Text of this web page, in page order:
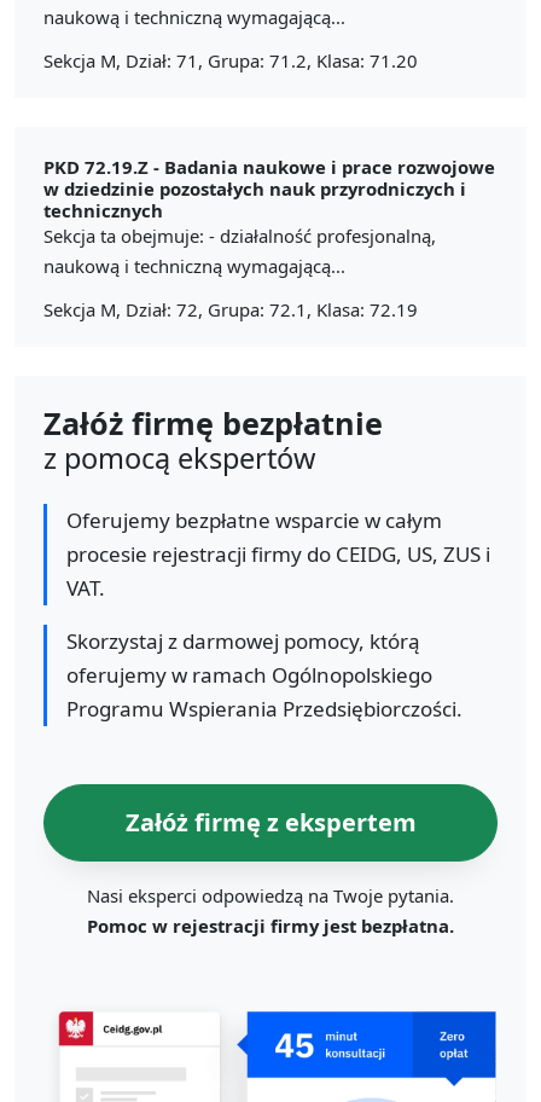
naukową i techniczną wymagającą...
Sekcja M, Dział: 71, Grupa: 71.2, Klasa: 71.20
PKD 72.19.Z - Badania naukowe i prace rozwojowe
w dziedzinie pozostałych nauk przyrodniczych i
technicznych
Sekcja ta obejmuje: - działalność profesjonalną,
naukową i techniczną wymagającą...
Sekcja M, Dział: 72, Grupa: 72.1, Klasa: 72.19
Załóż firmę bezpłatnie
z pomocą ekspertów
Oferujemy bezpłatne wsparcie w całym
procesie rejestracji firmy do CEIDG, US, ZUS i
VAT.
Skorzystaj z darmowej pomocy, którą
oferujemy w ramach Ogólnopolskiego
Programu Wspierania Przedsiębiorczości.
Załóż firmę z ekspertem
Nasi eksperci odpowiedzą na Twoje pytania.
Pomoc w rejestracji firmy jest bezpłatna.